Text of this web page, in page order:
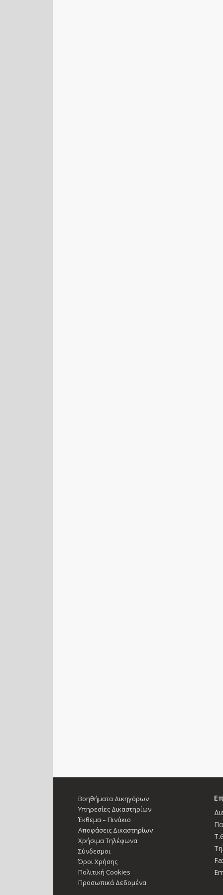
Βοηθήματα Δικηγόρων
Υπηρεσίες Δικαστηρίων
Έκθεμα – Πινάκιο
Αποφάσεις Δικαστηρίων
Χρήσιμα Τηλέφωνα
Σύνδεσμοι
Όροι Χρήσης
Πολιτική Cookies
Προσωπικά Δεδομένα